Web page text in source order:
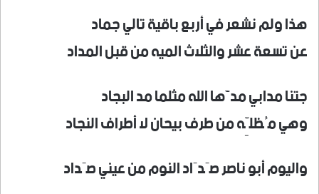
هذا ولم نشعر في أربع باقية تالي جماد
عن تسعة عشر والثلاث الميه من قبل المداد
جتنا مدابي مدَّها الله مثلما مد البجاد
وهي مُظلِّه من طرف بيحان لا أطراف النجاد
واليوم أبو ناصر صَدَاد النوم من عيني صَداد